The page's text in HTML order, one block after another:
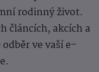
rodinný život.
článcích, akcích a
ve vaší e-